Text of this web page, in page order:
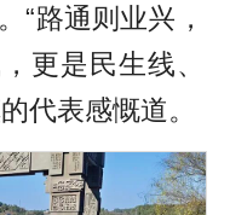
“路通则业兴，
更是民生线、
代表感慨道。